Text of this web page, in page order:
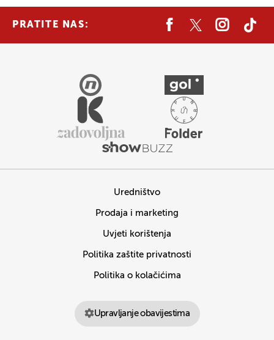
PRATITE NAS:
Uredništvo
Prodaja i marketing
Uvjeti korištenja
Politika zaštite privatnosti
Politika o kolačićima
Upravljanje obavijestima